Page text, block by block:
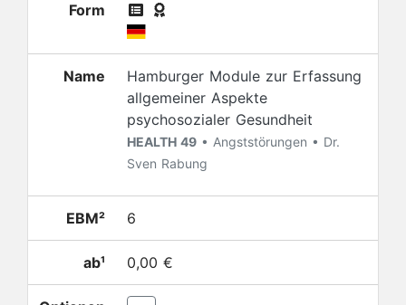
Form
Name
Hamburger Module zur Erfassung
allgemeiner Aspekte
psychosozialer Gesundheit
HEALTH 49 • Angststörungen • Dr.
Sven Rabung
EBM² 6
ab¹ 0,00 €